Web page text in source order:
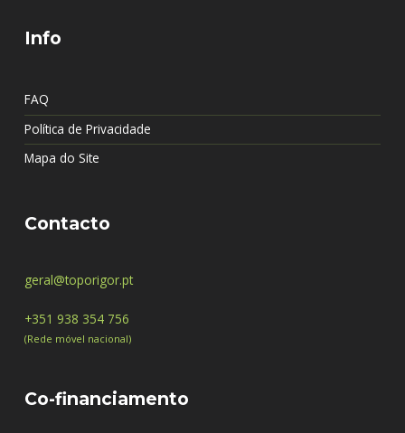
Info
FAQ
Política de Privacidade
Mapa do Site
Contacto
geral@toporigor.pt
+351 938 354 756
(Rede móvel nacional)
Co-financiamento